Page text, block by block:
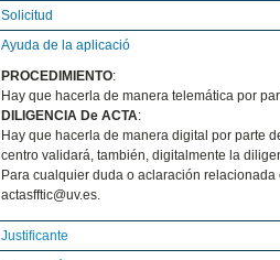
Solicitud
Ayuda de la aplicació
PROCEDIMIENTO:
Hay que hacerla de manera telemática por
DILIGENCIA De ACTA:
Hay que hacerla de manera digital por parte
centro validará, también, digitalmente la
Para cualquier duda o aclaración
actasfftic@uv.es.
Justificante